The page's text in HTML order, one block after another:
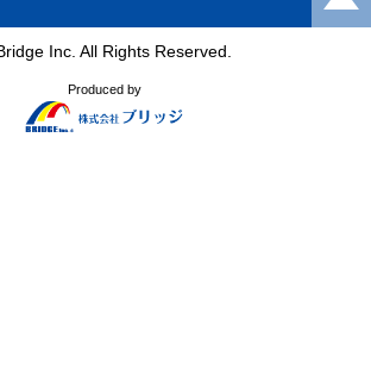
Inc. All Rights Reserved.
Produced by